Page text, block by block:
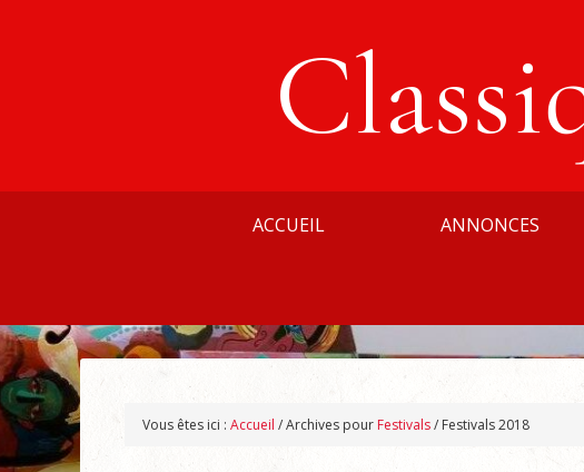
ACCUEIL ANNONCES
Vous êtes ici : Accueil /Archives pour Festivals/ Festivals 2018